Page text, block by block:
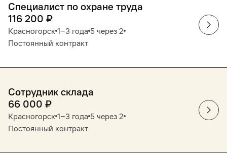
Специалист по охране труда
116 200 ₽
Красногорск 1‒3 года 5 через 2
Постоянный контракт
Сотрудник склада
66 000 ₽
Красногорск 1‒3 года 5 через 2
Постоянный контракт